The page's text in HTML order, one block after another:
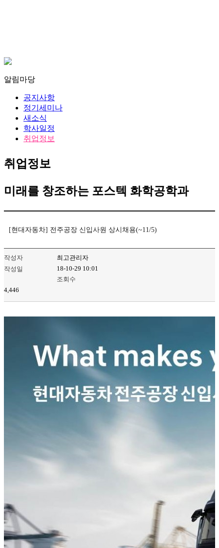
알림마당
공지사항
정기세미나
새소식
학사일정
취업정보
취업정보
미래를 창조하는 포스텍 화학공학과
[현대자동차] 전주공장 신입사원 상시채용(~11/5)
작성자
최고관리자
작성일
18-10-29 10:01
조회수
4,446